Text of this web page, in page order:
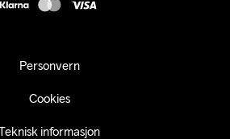
Personvern
Cookies
informasjon